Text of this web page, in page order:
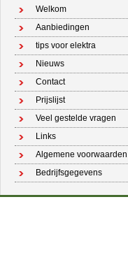
Welkom
Aanbiedingen
tips voor elektra
Nieuws
Contact
Prijslijst
Veel gestelde vragen
Links
Algemene voorwaarden
Bedrijfsgegevens